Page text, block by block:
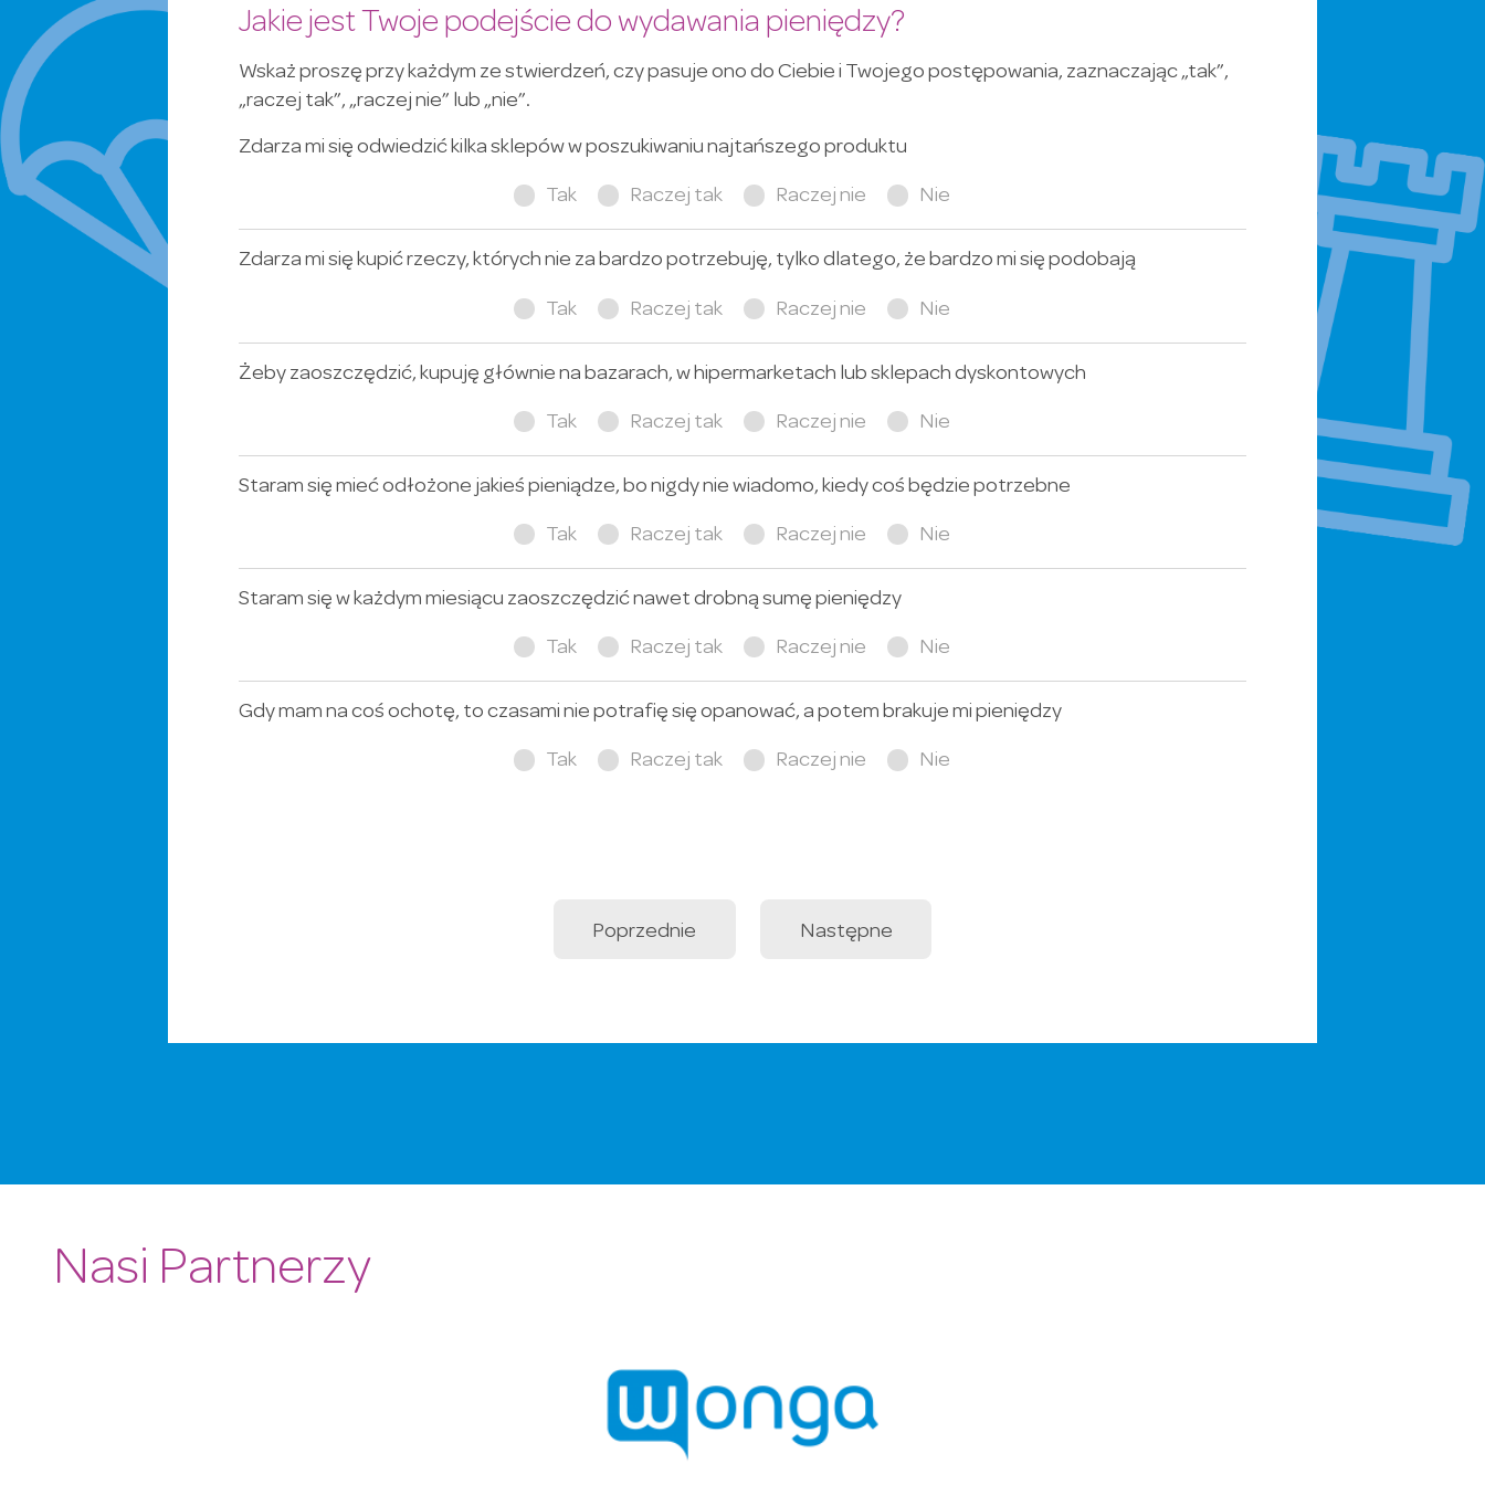
Jakie jest Twoje podejście do wydawania pieniędzy?
Wskaż proszę przy każdym ze stwierdzeń, czy pasuje ono do Ciebie i Twojego postępowania, zaznaczając „tak”,
„raczej tak”, „raczej nie” lub „nie”.
Zdarza mi się odwiedzić kilka sklepów w poszukiwaniu najtańszego produktu
Tak Raczej tak Raczej nie Nie
Zdarza mi się kupić rzeczy, których nie za bardzo potrzebuję, tylko dlatego, że bardzo mi się podobają
Tak Raczej tak Raczej nie Nie
Żeby zaoszczędzić, kupuję głównie na bazarach, w hipermarketach lub sklepach dyskontowych
Tak Raczej tak Raczej nie Nie
Staram się mieć odłożone jakieś pieniądze, bo nigdy nie wiadomo, kiedy coś będzie potrzebne
Tak Raczej tak Raczej nie Nie
Staram się w każdym miesiącu zaoszczędzić nawet drobną sumę pieniędzy
Tak Raczej tak Raczej nie Nie
Gdy mam na coś ochotę, to czasami nie potrafię się opanować, a potem brakuje mi pieniędzy
Tak Raczej tak Raczej nie Nie
Poprzednie Następne
Nasi Partnerzy